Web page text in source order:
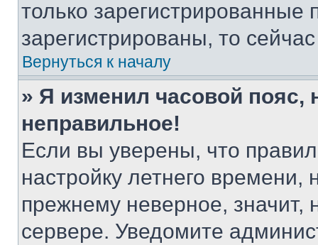
только
зарегистрированы, то
Вернуться к началу
» Я изменил часовой пояс,
неправильное!
Если вы уверены, что
настройку летнего
прежнему неверное, значит,
сервере. Уведомите